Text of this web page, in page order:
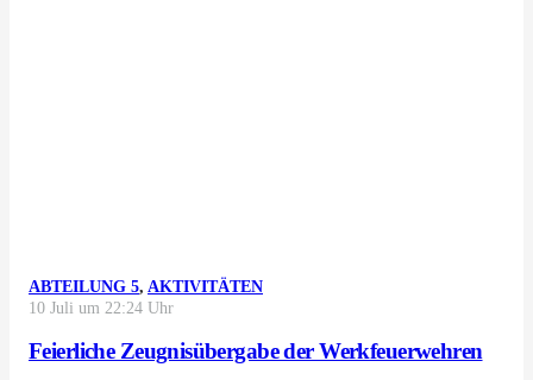
ABTEILUNG 5, AKTIVITÄTEN
10 Juli um 22:24 Uhr
Feierliche Zeugnisübergabe der Werkfeuerwehren